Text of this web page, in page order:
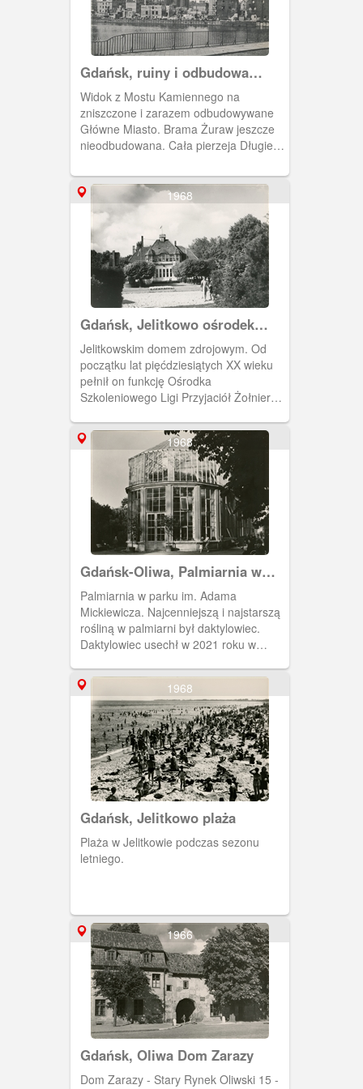
Gdańsk, ruiny i odbudowa
Głównego Miasta
Widok z Mostu Kamiennego na
zniszczone i zarazem odbudowywane
Główne Miasto. Brama Żuraw jeszcze
nieodbudowana. Cała pierzeja Długiego
1968
Gdańsk, Jelitkowo ośrodek
wczasowy
Jelitkowskim domem zdrojowym. Od
początku lat pięćdziesiątych XX wieku
pełnił on funkcję Ośrodka
Szkoleniowego Ligi Przyjaciół Żołnierza
zachował się tylko parter.
1968
Gdańsk-Oliwa, Palmiarnia w
parku im. Adama Mickiewicza
Palmiarnia w parku im. Adama
Mickiewicza. Najcenniejszą i najstarszą
rośliną w palmiarni był daktylowiec.
Daktylowiec usechł w 2021 roku w
palmiarni.
1968
Gdańsk, Jelitkowo plaża
Plaża w Jelitkowie podczas sezonu
letniego.
1966
Gdańsk, Oliwa Dom Zarazy
Dom Zarazy - Stary Rynek Oliwski 15 -